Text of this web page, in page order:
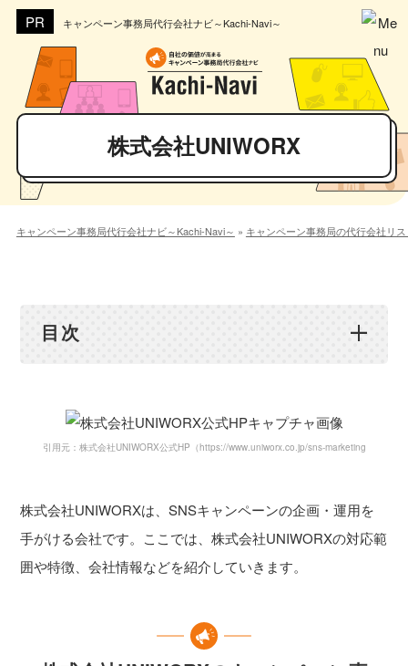
キャンペーン事務局代行会社ナビ～Kachi-Navi～
株式会社UNIWORX
キャンペーン事務局代行会社ナビ～Kachi-Navi～ » キャンペーン事務局の代行会社リ
目次
引用元：株式会社UNIWORX公式HP（https://www.uniworx.co.jp/sns-marketing）
株式会社UNIWORXは、SNSキャンペーンの企画・運用を
手がける会社です。ここでは、株式会社UNIWORXの対応範
囲や特徴、会社情報などを紹介していきます。